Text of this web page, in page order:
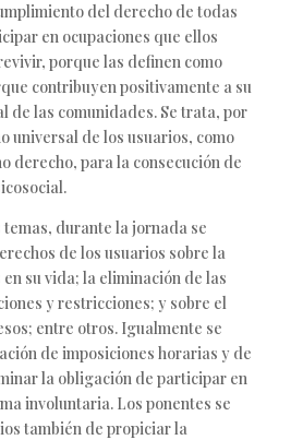
del derecho de todas
en ocupaciones que ellos
porque las definen como
contribuyen positivamente a su
de las comunidades. Se trata, por
universal de los usuarios, como
derecho, para la consecución de
durante la jornada se
de los usuarios sobre la
su vida; la eliminación de las
y restricciones; y sobre el
entre otros. Igualmente se
de imposiciones horarias y de
la obligación de participar en
involuntaria. Los ponentes se
también de propiciar la